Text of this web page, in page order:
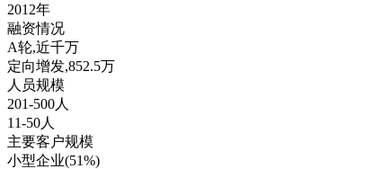
2012年
融资情况
A轮,近千万
定向增发,852.5万
人员规模
201-500人
11-50人
主要客户规模
小型企业(51%)